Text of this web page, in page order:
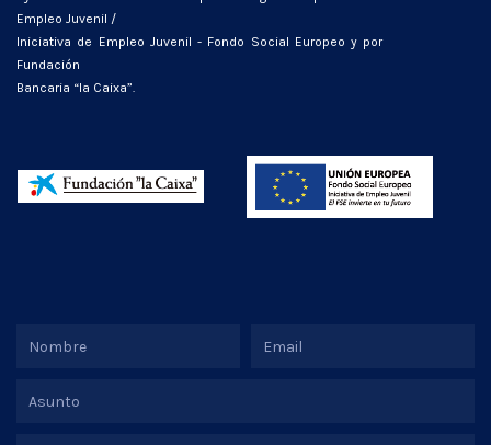
Empleo Juvenil /
Iniciativa de Empleo Juvenil - Fondo Social Europeo y por
Fundación
Bancaria “la Caixa”.